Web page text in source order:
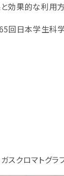
果的な利用方
回日本学生科
クロマトグラ